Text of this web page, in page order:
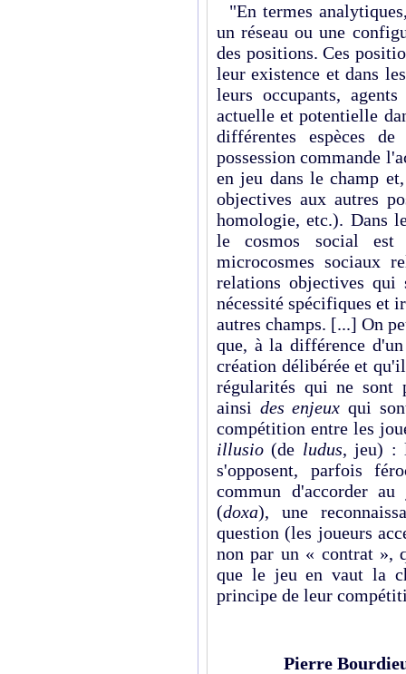
"En termes
un réseau ou une
des positions. Ces
leur existence et dans
leurs occupants,
actuelle et potentielle
différentes espèces
possession commande
en jeu dans le champ
objectives aux autres
homologie, etc.). Dans
le cosmos social est
microcosmes sociaux
relations objectives
nécessité spécifiques et
autres champs. [...] On
que, à la différence
création délibérée et
régularités qui ne sont
ainsi des enjeux qui
compétition entre les
illusio (de ludus, jeu) :
s'opposent, parfois
commun d'accorder
(doxa), une
question (les joueurs
non par un « contrat »,
que le jeu en vaut la
principe de leur
Pierre